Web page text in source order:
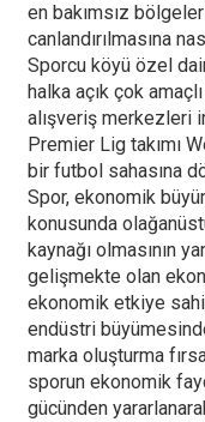
en bakımsız
canlandırılmasına
Sporcu köyü özel
halka açık çok
alışveriş merkezleri
Premier Lig takımı
bir futbol sahasına
Spor, ekonomik
konusunda
kaynağı olmasının
gelişmekte olan
ekonomik etkiye
endüstri
marka oluşturma
sporun ekonomik
gücünden